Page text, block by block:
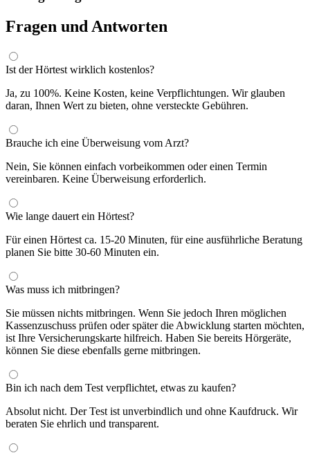
Fragen und Antworten
Ist der Hörtest wirklich kostenlos?
Ja, zu 100%. Keine Kosten, keine Verpflichtungen. Wir glauben
daran, Ihnen Wert zu bieten, ohne versteckte Gebühren.
Brauche ich eine Überweisung vom Arzt?
Nein, Sie können einfach vorbeikommen oder einen Termin
vereinbaren. Keine Überweisung erforderlich.
Wie lange dauert ein Hörtest?
Für einen Hörtest ca. 15-20 Minuten, für eine ausführliche Beratung
planen Sie bitte 30-60 Minuten ein.
Was muss ich mitbringen?
Sie müssen nichts mitbringen. Wenn Sie jedoch Ihren möglichen
Kassenzuschuss prüfen oder später die Abwicklung starten möchten,
ist Ihre Versicherungskarte hilfreich. Haben Sie bereits Hörgeräte,
können Sie diese ebenfalls gerne mitbringen.
Bin ich nach dem Test verpflichtet, etwas zu kaufen?
Absolut nicht. Der Test ist unverbindlich und ohne Kaufdruck. Wir
beraten Sie ehrlich und transparent.